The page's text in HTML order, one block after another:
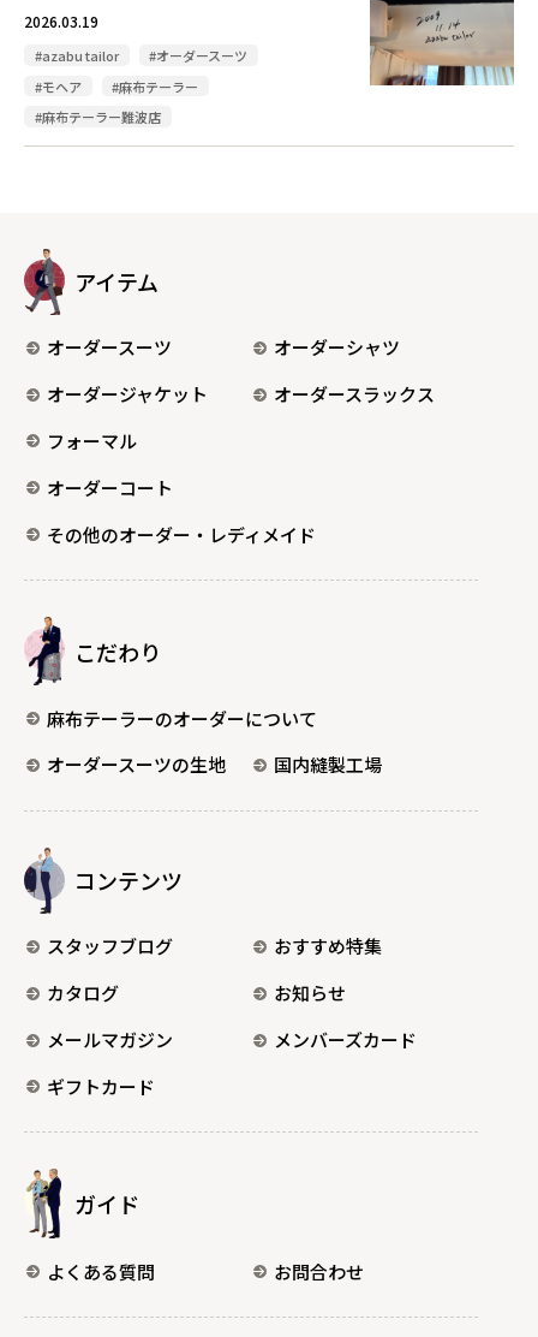
2026.03.19
#azabu tailor
#オーダースーツ
#モヘア
#麻布テーラー
#麻布テーラー難波店
アイテム
オーダースーツ
オーダーシャツ
オーダージャケット
オーダースラックス
フォーマル
オーダーコート
その他のオーダー・レディメイド
こだわり
麻布テーラーのオーダーについて
オーダースーツの生地
国内縫製工場
コンテンツ
スタッフブログ
おすすめ特集
カタログ
お知らせ
メールマガジン
メンバーズカード
ギフトカード
ガイド
よくある質問 お問合わせ